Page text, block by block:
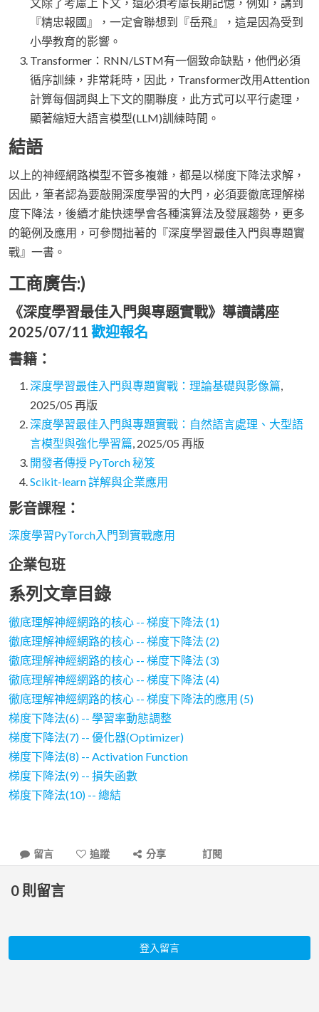
『精忠報國』，一定會聯想到『岳飛』，這是因為受到
小學教育的影響。
Transformer：RNN/LSTM有一個致命缺點，他們必須
循序訓練，非常耗時，因此，Transformer改用Attention
計算每個詞與上下文的關聯度，此方式可以平行處理，
顯著縮短大語言模型(LLM)訓練時間。
結語
以上的神經網路模型不管多複雜，都是以梯度下降法求解，
因此，筆者認為要敲開深度學習的大門，必須要徹底理解梯
度下降法，後續才能快速學會各種演算法及發展趨勢，更多
的範例及應用，可參閱拙著的『深度學習最佳入門與專題實
戰』一書。
工商廣告:)
《深度學習最佳入門與專題實戰》導讀講座
2025/07/11 歡迎報名
書籍：
深度學習最佳入門與專題實戰：理論基礎與影像篇,
2025/05 再版
深度學習最佳入門與專題實戰：自然語言處理、大型語
言模型與強化學習篇, 2025/05 再版
開發者傳授 PyTorch 秘笈
Scikit-learn 詳解與企業應用
影音課程：
深度學習PyTorch入門到實戰應用
企業包班
系列文章目錄
徹底理解神經網路的核心 -- 梯度下降法 (1)
徹底理解神經網路的核心 -- 梯度下降法 (2)
徹底理解神經網路的核心 -- 梯度下降法 (3)
徹底理解神經網路的核心 -- 梯度下降法 (4)
徹底理解神經網路的核心 -- 梯度下降法的應用 (5)
梯度下降法(6) -- 學習率動態調整
梯度下降法(7) -- 優化器(Optimizer)
梯度下降法(8) -- Activation Function
梯度下降法(9) -- 損失函數
梯度下降法(10) -- 總結
留言 追蹤 分享 訂閱
0 則留言
登入留言